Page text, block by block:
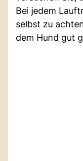
Bei jedem
selbst zu
dem Hund gut